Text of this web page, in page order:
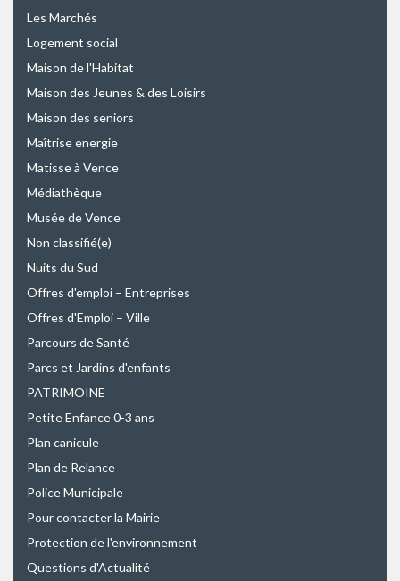
Les Marchés
Logement social
Maison de l'Habitat
Maison des Jeunes & des Loisirs
Maison des seniors
Maîtrise energie
Matisse à Vence
Médiathèque
Musée de Vence
Non classifié(e)
Nuits du Sud
Offres d'emploi – Entreprises
Offres d'Emploi – Ville
Parcours de Santé
Parcs et Jardins d'enfants
PATRIMOINE
Petite Enfance 0-3 ans
Plan canicule
Plan de Relance
Police Municipale
Pour contacter la Mairie
Protection de l'environnement
Questions d'Actualité